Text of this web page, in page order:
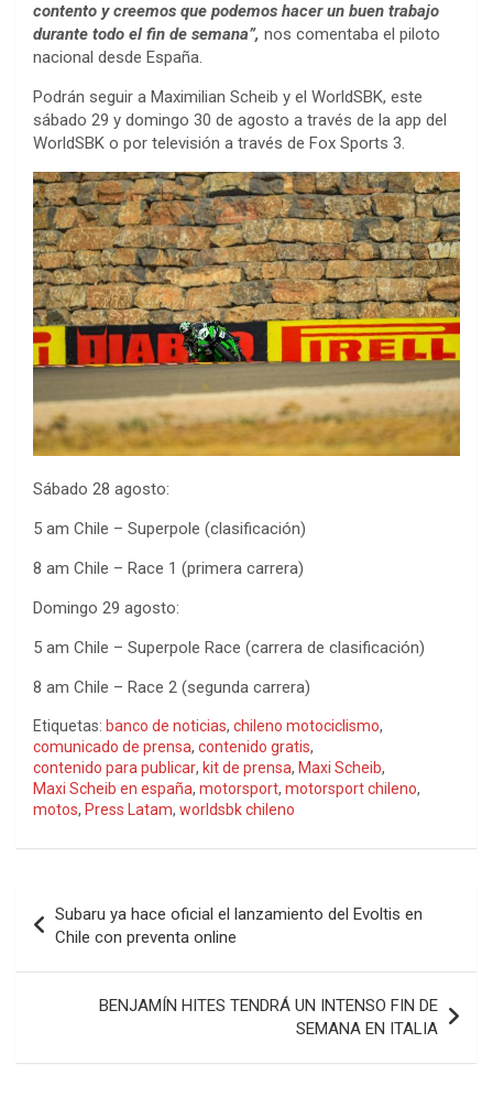
contento y creemos que podemos hacer un buen trabajo
durante todo el fin de semana”, nos comentaba el piloto
nacional desde España.
Podrán seguir a Maximilian Scheib y el WorldSBK, este
sábado 29 y domingo 30 de agosto a través de la app del
WorldSBK o por televisión a través de Fox Sports 3.
Sábado 28 agosto:
5 am Chile – Superpole (clasificación)
8 am Chile – Race 1 (primera carrera)
Domingo 29 agosto:
5 am Chile – Superpole Race (carrera de clasificación)
8 am Chile – Race 2 (segunda carrera)
Etiquetas: banco de noticias, chileno motociclismo,
comunicado de prensa, contenido gratis,
contenido para publicar, kit de prensa, Maxi Scheib,
Maxi Scheib en españa, motorsport, motorsport chileno,
motos, Press Latam, worldsbk chileno
de
entradas
Subaru ya hace oficial el lanzamiento del Evoltis en
Chile con preventa online
BENJAMÍN HITES TENDRÁ UN INTENSO FIN DE
SEMANA EN ITALIA